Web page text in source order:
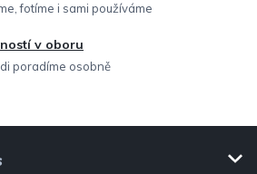
y
v
ý
fotíme i sami používáme
v oboru
poradíme osobně